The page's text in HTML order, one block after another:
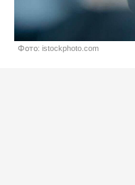
Фото: istockphoto.com